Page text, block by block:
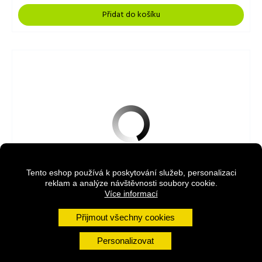
Tento eshop používá k poskytování služeb, personalizaci
reklam a analýze návštěvnosti soubory cookie.
Více informací
Přijmout všechny cookies
Personalizovat
Přidat do košíku
Medové pralinky 4ks Ořechové
Sada čokoládových pralinek formovaných z hořké čokolády
s...